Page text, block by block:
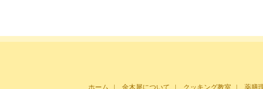
ナ
ホーム 金木犀について クッキング教室 薬膳